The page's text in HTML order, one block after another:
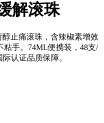
解滚珠
止痛滚珠，含辣椒素增效
粘手。74ML便携装，48支/
认证品质保障。